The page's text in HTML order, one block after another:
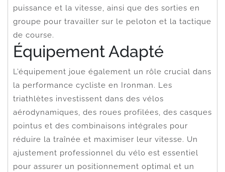
puissance et la vitesse, ainsi que des sorties en
groupe pour travailler sur le peloton et la tactique
de course.
Équipement Adapté
L’équipement joue également un rôle crucial dans
la performance cycliste en Ironman. Les
triathlètes investissent dans des vélos
aérodynamiques, des roues profilées, des casques
pointus et des combinaisons intégrales pour
réduire la traînée et maximiser leur vitesse. Un
ajustement professionnel du vélo est essentiel
pour assurer un positionnement optimal et un